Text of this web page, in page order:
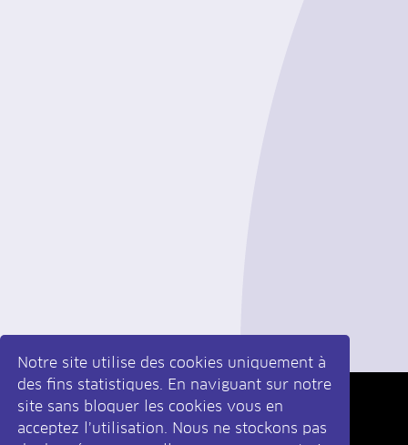
Notre site utilise des cookies uniquement à
des fins statistiques. En naviguant sur notre
site sans bloquer les cookies vous en
acceptez l’utilisation. Nous ne stockons pas
Inscrivez-vousà la newsletter